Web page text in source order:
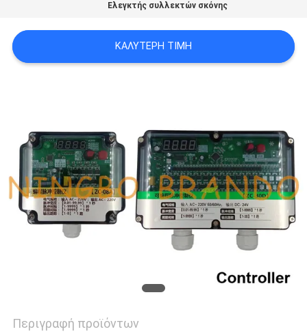
SITEMAP
ΑΠΟΡΡΉΤΟΥ
Ελεγκτής συλλεκτών σκόνης
ΚΑΛΎΤΕΡΗ ΤΙΜΉ
Περιγραφή προϊόντων